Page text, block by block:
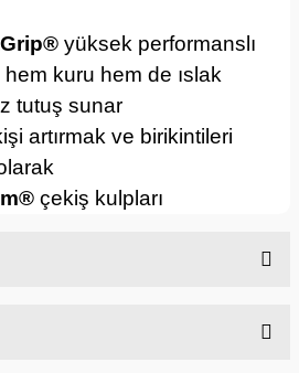
yüksek performanslı
kuru hem de ıslak
tutuş sunar
artırmak ve birikintileri
çekiş kulpları